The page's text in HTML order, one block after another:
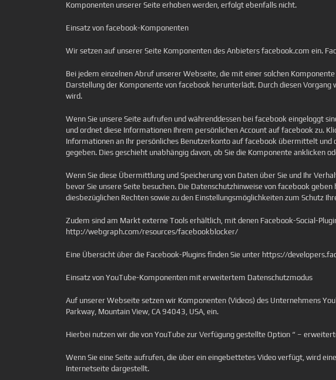
Komponenten unserer Seite erhoben werden, erfolgt ebenfalls nicht.
Einsatz von facebook-Komponenten
Wir setzen auf unserer Seite Komponenten des Anbieters facebook.com ein.
Bei jedem einzelnen Abruf unserer Webseite, die mit einer solchen
Darstellung der Komponente von facebook herunterlädt. Durch diesen
wird.
Wenn Sie unsere Seite aufrufen und währenddessen bei facebook eingeloggt
und ordnet diese Informationen Ihrem persönlichen Account auf facebook zu.
Informationen an Ihr persönliches Benutzerkonto auf facebook übermittelt
gegeben. Dies geschieht unabhängig davon, ob Sie die Komponente anklicken
Wenn Sie diese Übermittlung und Speicherung von Daten über Sie und Ihr
bevor Sie unsere Seite besuchen. Die Datenschutzhinweise von facebook
diesbezüglichen Rechten sowie zu den Einstellungsmöglichkeiten zum Schutz
Zudem sind am Markt externe Tools erhältlich, mit denen Facebook-Social-
http://webgraph.com/resources/facebookblocker/
Eine Übersicht über die Facebook-Plugins finden Sie unter https://
Einsatz von YouTube-Komponenten mit erweitertem Datenschutzmodus
Auf unserer Webseite setzen wir Komponenten (Videos) des Unternehmens
Parkway, Mountain View, CA 94043, USA, ein.
Hierbei nutzen wir die von YouTube zur Verfügung gestellte Option “ –
Wenn Sie eine Seite aufrufen, die über ein eingebettetes Video verfügt, wird
Internetseite dargestellt.